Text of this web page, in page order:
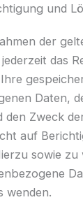
und
der
das
Daten,
den Zweck
auf
sowie
wenden.